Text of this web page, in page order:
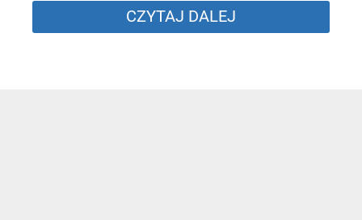
CZYTAJ DALEJ